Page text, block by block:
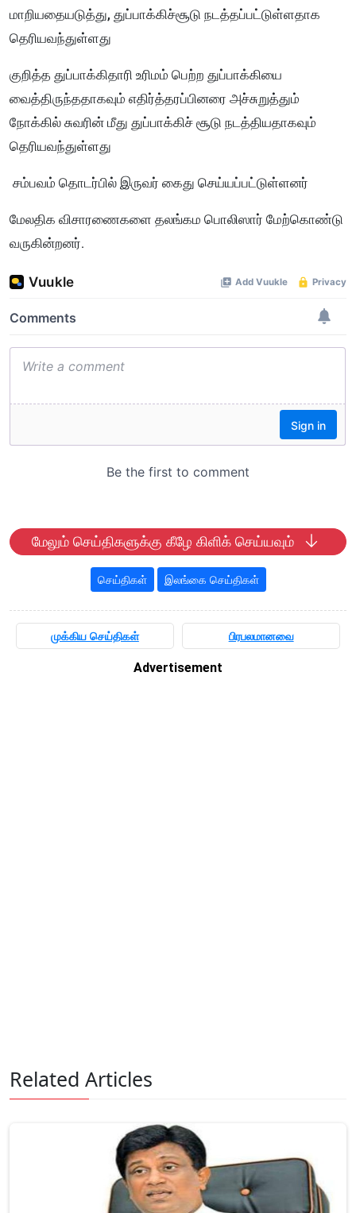
மாறியதையடுத்து, துப்பாக்கிச்சூடு நடத்தப்பட்டுள்ளதாக
தெரியவந்துள்ளது
குறித்த துப்பாக்கிதாரி உரிமம் பெற்ற துப்பாக்கியை
வைத்திருந்ததாகவும் எதிர்த்தரப்பினரை அச்சுறுத்தும்
நோக்கில் சுவரின் மீது துப்பாக்கிச் சூடு நடத்தியதாகவும்
தெரியவந்துள்ளது
சம்பவம் தொடர்பில் இருவர் கைது செய்யப்பட்டுள்ளனர்
மேலதிக விசாரணைகளை தலங்கம பொலிஸார் மேற்கொண்டு
வருகின்றனர்.
மேலும் செய்திகளுக்கு கீழே கிளிக் செய்யவும்
செய்திகள் இலங்கை செய்திகள்
முக்கிய செய்திகள் பிரபலமானவை
Advertisement
Related Articles